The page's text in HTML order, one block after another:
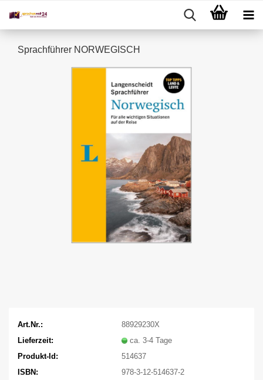
Sprachführer NORWEGISCH
Art.Nr.:
88929230X
Lieferzeit:
ca. 3-4 Tage
Produkt-Id:
514637
ISBN:
978-3-12-514637-2